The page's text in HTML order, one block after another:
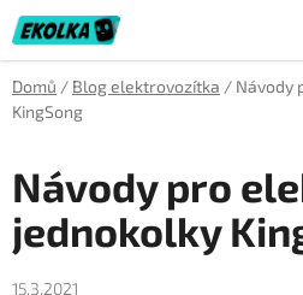
Přejít
na
obsah
Domů / Blog elektrovozítka / Návody
KingSong
Návody pro
jednokolky
15.3.2021